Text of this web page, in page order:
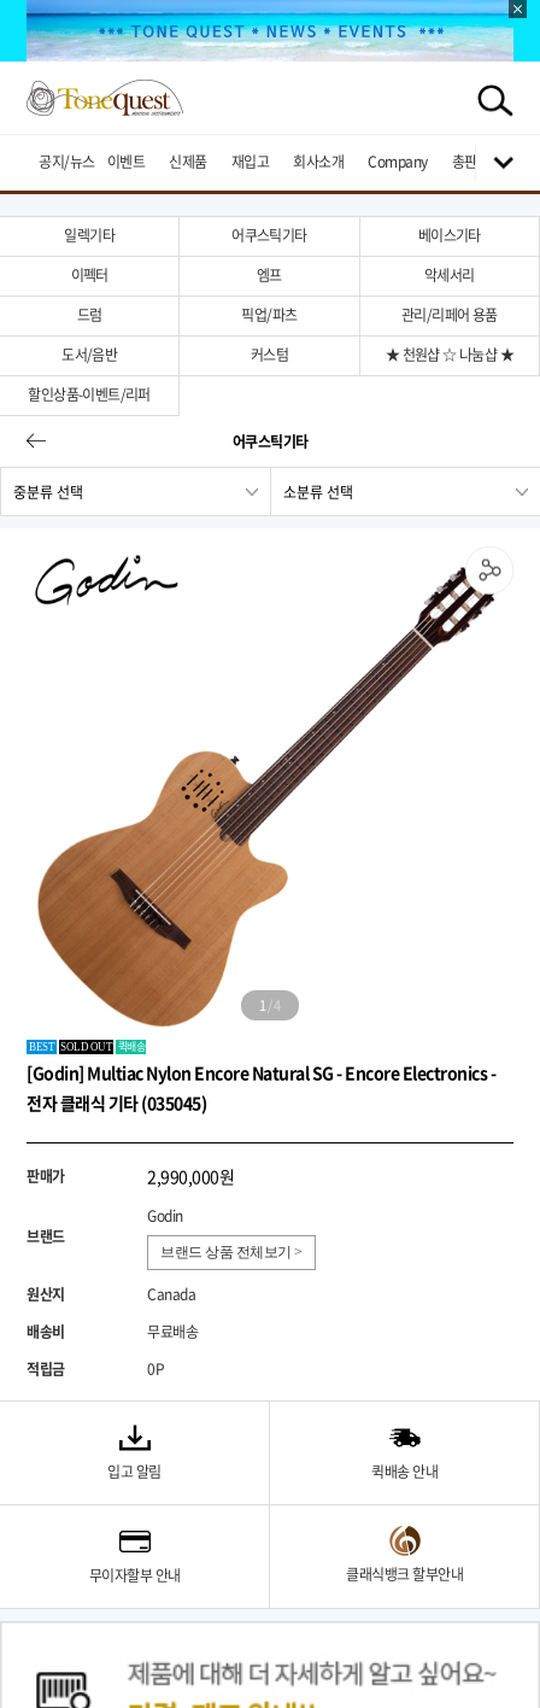
공지/뉴스 이벤트 신제품 재입고 회사소개 Company 총판브랜드
일렉기타 어쿠스틱기타
베이스기타
이펙터
엠프
악세서리
드럼
픽업/파츠
관리/리페어 용품
도서/음반
커스텀
★ 천원샵 ☆ 나눔샵 ★
할인상품-이벤트/리퍼
어쿠스틱기타
2/4
BEST SOLD OUT 퀵배송
[Godin] Multiac Nylon Encore Natural SG - Encore Electronics -
전자 클래식 기타 (035045)
판매가 2,990,000원
브랜드
Godin
브랜드 상품 전체보기 >
원산지
Canada
배송비
무료배송
적립금
0P
입고 알림 퀵배송 안내
무이자할부 안내 클래식뱅크 할부안내